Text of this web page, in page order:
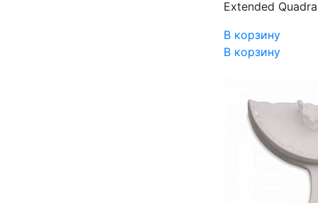
Extended
В корзину
В корзину